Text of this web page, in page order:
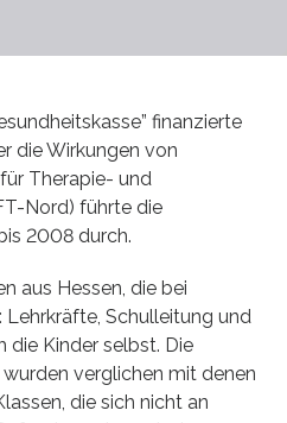
finanzierte
die Wirkungen von
Therapie- und
Nord) führte die
2008 durch.
aus Hessen, die bei
Schulleitung und
die Kinder selbst. Die
verglichen mit denen
die sich nicht an